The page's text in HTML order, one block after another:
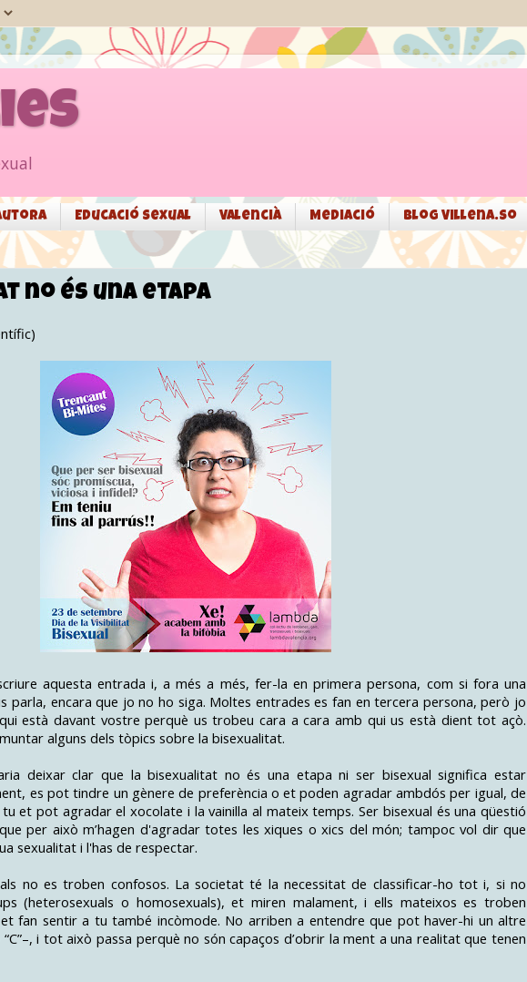
Educació sexual Valencià Mediació Blog Villena.so
no és una etapa
aquesta entrada i, a més a més, fer-la en primera persona, com si fora una
parla, encara que jo no ho siga. Moltes entrades es fan en tercera persona, però jo
està davant vostre perquè us trobeu cara a cara amb qui us està dient tot açò.
alguns dels tòpics sobre la bisexualitat.
deixar clar que la bisexualitat no és una etapa ni ser bisexual significa estar
es pot tindre un gènere de preferència o et poden agradar ambdós per igual, de
et pot agradar el xocolate i la vainilla al mateix temps. Ser bisexual és una qüestió
per això m’hagen d'agradar totes les xiques o xics del món; tampoc vol dir que
sexualitat i l'has de respectar.
no es troben confosos. La societat té la necessitat de classificar-ho tot i, si no
(heterosexuals o homosexuals), et miren malament, i ells mateixos es troben
fan sentir a tu també incòmode. No arriben a entendre que pot haver-hi un altre
i tot això passa perquè no són capaços d’obrir la ment a una realitat que tenen